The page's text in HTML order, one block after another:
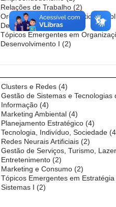
Relações de Trabalho (2)
Organizações Rurais, Políticas
Desenvolvimento (2)
Tópicos Emergentes em
Desenvolvimento I (2)
Clusters e Redes (4)
Gestão de Sistemas e Tecnologias
Informação (4)
Marketing Ambiental (4)
Planejamento Estratégico (4)
Tecnologia, Indivíduo, Sociedade
Redes Neurais Artificiais (2)
Gestão de Serviços, Turismo,
Entretenimento (2)
Marketing e Consumo (2)
Tópicos Emergentes em Estratégia
Sistemas I (2)